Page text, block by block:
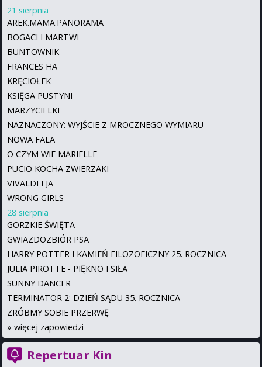
21 sierpnia
AREK.MAMA.PANORAMA
BOGACI I MARTWI
BUNTOWNIK
FRANCES HA
KRĘCIOŁEK
KSIĘGA PUSTYNI
MARZYCIELKI
NAZNACZONY: WYJŚCIE Z MROCZNEGO WYMIARU
NOWA FALA
O CZYM WIE MARIELLE
PUCIO KOCHA ZWIERZAKI
VIVALDI I JA
WRONG GIRLS
28 sierpnia
GORZKIE ŚWIĘTA
GWIAZDOZBIÓR PSA
HARRY POTTER I KAMIEŃ FILOZOFICZNY 25. ROCZNICA
JULIA PIROTTE - PIĘKNO I SIŁA
SUNNY DANCER
TERMINATOR 2: DZIEŃ SĄDU 35. ROCZNICA
ZRÓBMY SOBIE PRZERWĘ
» więcej zapowiedzi
Repertuar Kin